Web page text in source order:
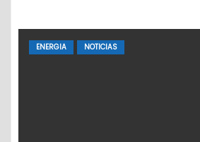
ENERGIA NOTICIAS